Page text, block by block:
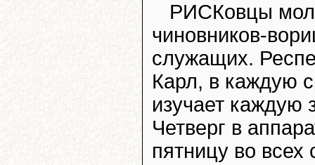
РИСКовцы
чиновников-
служащих.
Карл, в каждую
изучает каждую
Четверг в
пятницу во всех